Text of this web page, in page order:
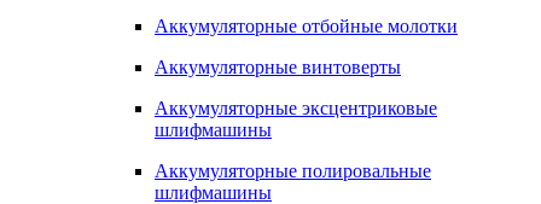
Аккумуляторные отбойные молотки
Аккумуляторные винтоверты
Аккумуляторные эксцентриковые
шлифмашины
Аккумуляторные полировальные
шлифмашины